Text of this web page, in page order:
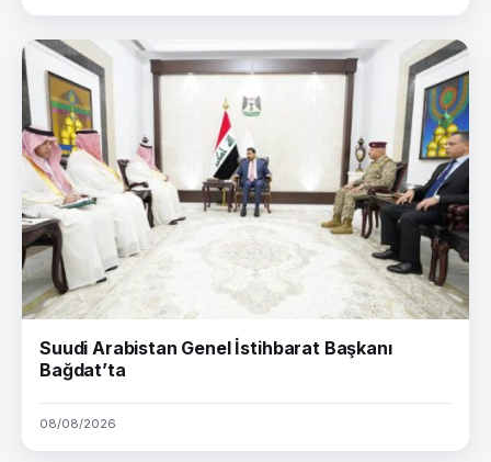
Suudi Arabistan Genel İstihbarat Başkanı
Bağdat’ta
08/08/2026